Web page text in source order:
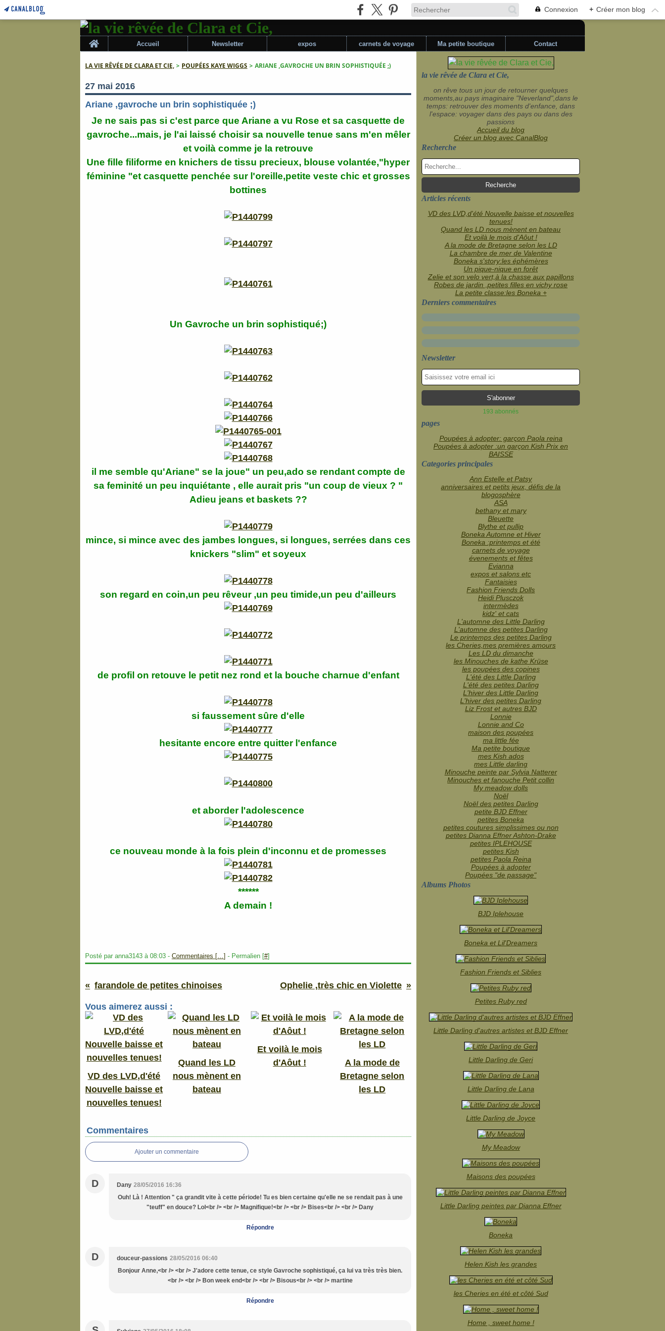
Connexion + Créer mon blog
Home
Accueil Newsletter expos carnets de voyage Ma petite boutique Contact
LA VIE RÊVÉE DE CLARA ET CIE, > POUPÉES KAYE WIGGS > ARIANE ,GAVROCHE UN BRIN SOPHISTIQUÉE ;)
27 mai 2016
Ariane ,gavroche un brin sophistiquée ;)
Je ne sais pas si c'est parce que Ariane a vu Rose et sa casquette de
gavroche...mais, je l'ai laissé choisir sa nouvelle tenue sans m'en mêler
et voilà comme je la retrouve
Une fille filiforme en knichers de tissu precieux, blouse volantée,"hyper
féminine "et casquette penchée sur l'oreille,petite veste chic et grosses
bottines
Un Gavroche un brin sophistiqué;)
il me semble qu'Ariane" se la joue" un peu,ado se rendant compte de
sa feminité un peu inquiétante , elle aurait pris "un coup de vieux ? "
Adieu jeans et baskets ??
mince, si mince avec des jambes longues, si longues, serrées dans ces
knickers "slim" et soyeux
son regard en coin,un peu rêveur ,un peu timide,un peu d'ailleurs
de profil on retouve le petit nez rond et la bouche charnue d'enfant
si faussement sûre d'elle
hesitante encore entre quitter l'enfance
et aborder l'adolescence
ce nouveau monde à la fois plein d'inconnu et de promesses
******
A demain !
Posté par anna3143 à 08:03 - Commentaires […] - Permalien [#]
farandole de petites chinoises Ophelie ,très chic en Violette
Vous aimerez aussi :
VD des LVD,d'été
Nouvelle baisse et
nouvelles tenues!
Quand les LD
nous mènent en
bateau
Et voilà le mois
d'Aôut !
A la mode de
Bretagne selon
les LD
Commentaires
Ajouter un commentaire
D Dany 28/05/2016 16:36
Ouh! Là ! Attention " ça grandit vite à cette période! Tu es bien certaine qu'elle ne se rendait pas à une
"teuff" en douce? Lol<br /> <br /> Magnifique!<br /> <br /> Bises<br /> <br /> Dany
Répondre
D douceur-passions 28/05/2016 06:40
Bonjour Anne,<br /> <br /> J'adore cette tenue, ce style Gavroche sophistiqué, ça lui va très très bien.
<br /> <br /> Bon week end<br /> <br /> Bisous<br /> <br /> martine
Répondre
la vie rêvée de Clara et Cie,
on rêve tous un jour de retourner quelques
moments,au pays imaginaire "Neverland",dans le
temps: retrouver des moments d'enfance, dans
l'espace: voyager dans des pays ou dans des
passions
Accueil du blog
Créer un blog avec CanalBlog
Recherche
Articles récents
VD des LVD,d'été Nouvelle baisse et nouvelles
tenues!
Quand les LD nous mènent en bateau
Et voilà le mois d'Aôut !
A la mode de Bretagne selon les LD
La chambre de mer de Valentine
Boneka s'story:les éphémères
Un pique-nique en forêt
Zelie et son velo vert,à la chasse aux papillons
Robes de jardin ,petites filles en vichy rose
La petite classe:les Boneka +
Derniers commentaires
Newsletter
193 abonnés
pages
Poupées à adopter: garçon Paola reina
Poupées à adopter :un garçon Kish Prix en
BAISSE
Categories principales
Ann Estelle et Patsy
anniversaires et petits jeux, défis de la
blogosphère
ASA
bethany et mary
Bleuette
Blythe et pullip
Boneka Automne et Hiver
Boneka :printemps et été
carnets de voyage
évenements et fêtes
Evianna
expos et salons etc
Fantaisies
Fashion Friends Dolls
Heidi Plusczok
intermèdes
kidz' et cats
L'automne des Little Darling
L'automne des petites Darling
Le printemps des petites Darling
les Cheries,mes premières amours
Les LD du dimanche
les Minouches de kathe Krüse
les poupées des copines
L'été des Little Darling
L'été des petites Darling
L'hiver des Little Darling
L'hiver des petites Darling
Liz Frost et autres BJD
Lonnie
Lonnie and Co
maison des poupées
ma little fée
Ma petite boutique
mes Kish ados
mes Little darling
Minouche peinte par Sylvia Natterer
Minouches et fanouche Petit collin
My meadow dolls
Noël
Noël des petites Darling
petite BJD Effner
petites Boneka
petites coutures simplissimes ou non
petites Dianna Effner Ashton-Drake
petites IPLEHOUSE
petites Kish
petites Paola Reina
Poupées à adopter
Poupées "de passage"
Albums Photos
BJD Iplehouse
Boneka et Lil'Dreamers
Fashion Friends et Siblies
Petites Ruby red
Little Darling d'autres artistes et BJD Effner
Little Darling de Geri
Little Darling de Lana
Little Darling de Joyce
My Meadow
Maisons des poupées
Little Darling peintes par Dianna Effner
Boneka
Helen Kish les grandes
les Cheries en été et côté Sud
Home , sweet home !